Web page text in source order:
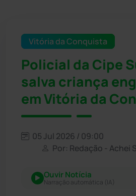
Vitória da Conquista
Policial da Cipe
salva criança
em Vitória da
05 Jul 2026 / 09:00
Por: Redação - Achei
Ouvir Notícia
Narração automática (IA)